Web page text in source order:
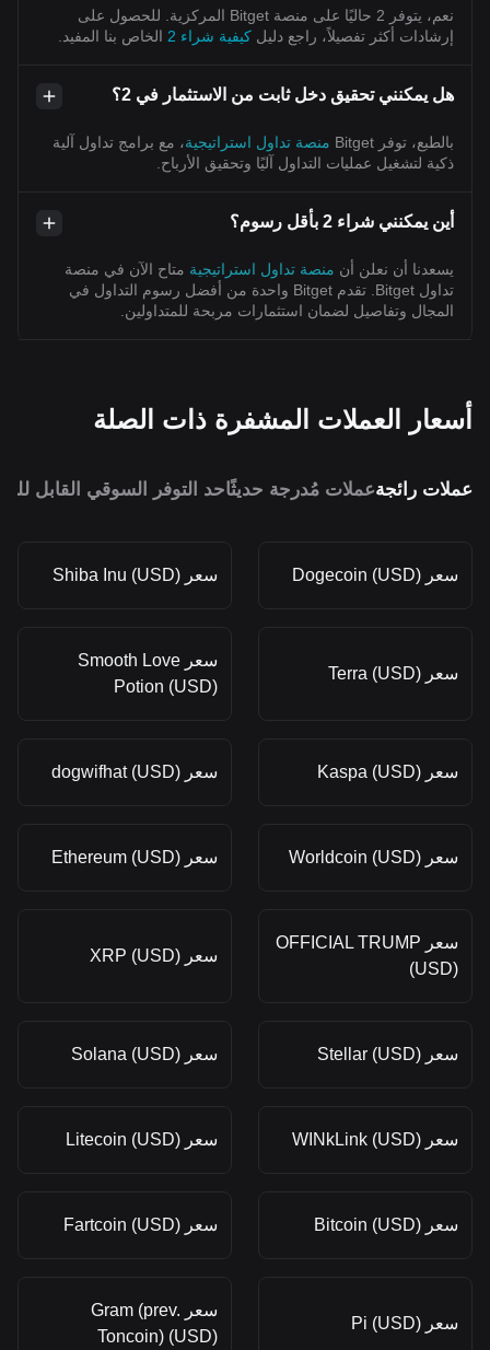
نعم، يتوفر 2 حاليًا على منصة Bitget المركزية. للحصول على
إرشادات أكثر تفصيلاً، راجع دليل كيفية شراء 2 الخاص بنا المفيد.
هل يمكنني تحقيق دخل ثابت من الاستثمار في 2؟
بالطبع، توفر Bitget منصة تداول استراتيجية، مع برامج تداول آلية
ذكية لتشغيل عمليات التداول آليًا وتحقيق الأرباح.
أين يمكنني شراء 2 بأقل رسوم؟
يسعدنا أن نعلن أن منصة تداول استراتيجية متاح الآن في منصة
تداول Bitget. تقدم Bitget واحدة من أفضل رسوم التداول في
المجال وتفاصيل لضمان استثمارات مربحة للمتداولين.
أسعار العملات المشفرة ذات الصلة
عملات رائجةعملات مُدرجة حديثًاحد التوفر السوقي القابل
سعر Dogecoin (USD) سعر Shiba Inu (USD)
سعر Terra (USD)
سعر Smooth Love
Potion (USD)
سعر Kaspa (USD) سعر dogwifhat (USD)
سعر Worldcoin (USD) سعر Ethereum (USD)
سعر OFFICIAL TRUMP
(USD)
سعر XRP (USD)
سعر Stellar (USD) سعر Solana (USD)
سعر WINkLink (USD) سعر Litecoin (USD)
سعر Bitcoin (USD) سعر Fartcoin (USD)
سعر Pi (USD)
سعر Gram (prev.
Toncoin) (USD)